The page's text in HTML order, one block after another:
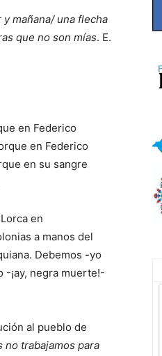
mañana/ una flecha
que no son mías. E.
en Federico
en Federico
en su sangre
en
a manos del
Debemos -yo
¡ay, negra muerte!-
al pueblo de
trabajamos para